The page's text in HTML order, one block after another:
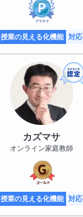
授業の見える化機能 対応
カズマサ
オンライン家庭教師
授業の見える化機能 対応